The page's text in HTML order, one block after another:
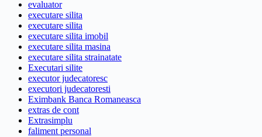
evaluator
executare silita
executare silita
executare silita imobil
executare silita masina
executare silita strainatate
Executari silite
executor judecatoresc
executori judecatoresti
Eximbank Banca Romaneasca
extras de cont
Extrasimplu
faliment personal